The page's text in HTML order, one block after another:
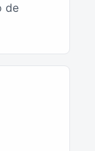
de